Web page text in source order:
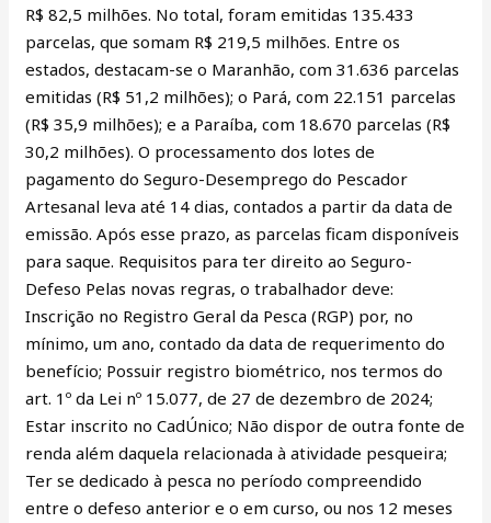
R$ 82,5 milhões. No total, foram emitidas 135.433
parcelas, que somam R$ 219,5 milhões. Entre os
estados, destacam-se o Maranhão, com 31.636 parcelas
emitidas (R$ 51,2 milhões); o Pará, com 22.151 parcelas
(R$ 35,9 milhões); e a Paraíba, com 18.670 parcelas (R$
30,2 milhões). O processamento dos lotes de
pagamento do Seguro-Desemprego do Pescador
Artesanal leva até 14 dias, contados a partir da data de
emissão. Após esse prazo, as parcelas ficam disponíveis
para saque. Requisitos para ter direito ao Seguro-
Defeso Pelas novas regras, o trabalhador deve:
Inscrição no Registro Geral da Pesca (RGP) por, no
mínimo, um ano, contado da data de requerimento do
benefício; Possuir registro biométrico, nos termos do
art. 1º da Lei nº 15.077, de 27 de dezembro de 2024;
Estar inscrito no CadÚnico; Não dispor de outra fonte de
renda além daquela relacionada à atividade pesqueira;
Ter se dedicado à pesca no período compreendido
entre o defeso anterior e o em curso, ou nos 12 meses